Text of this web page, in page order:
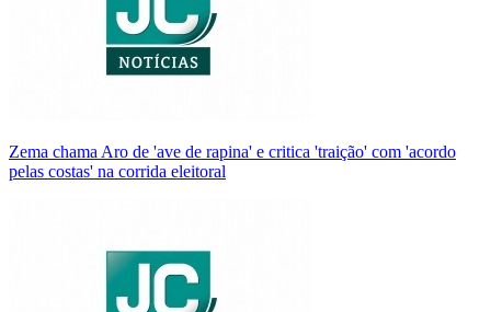
Zema chama Aro de 'ave de rapina' e critica 'traição' com 'acordo
pelas costas' na corrida eleitoral